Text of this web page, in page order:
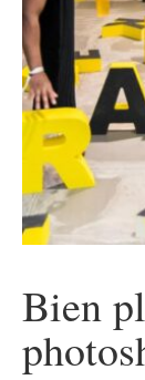
Bien